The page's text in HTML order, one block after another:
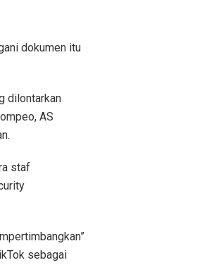
dokumen itu
dilontarkan
AS
staf
sebagai